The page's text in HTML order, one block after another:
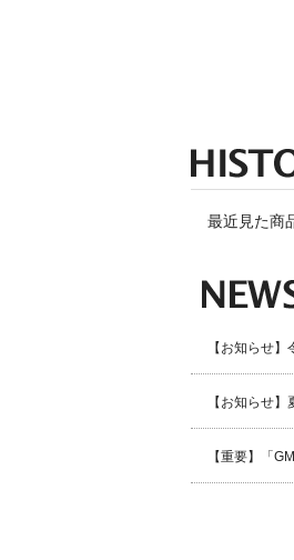
最近見た商
【お知らせ
【お知らせ
【重要】「